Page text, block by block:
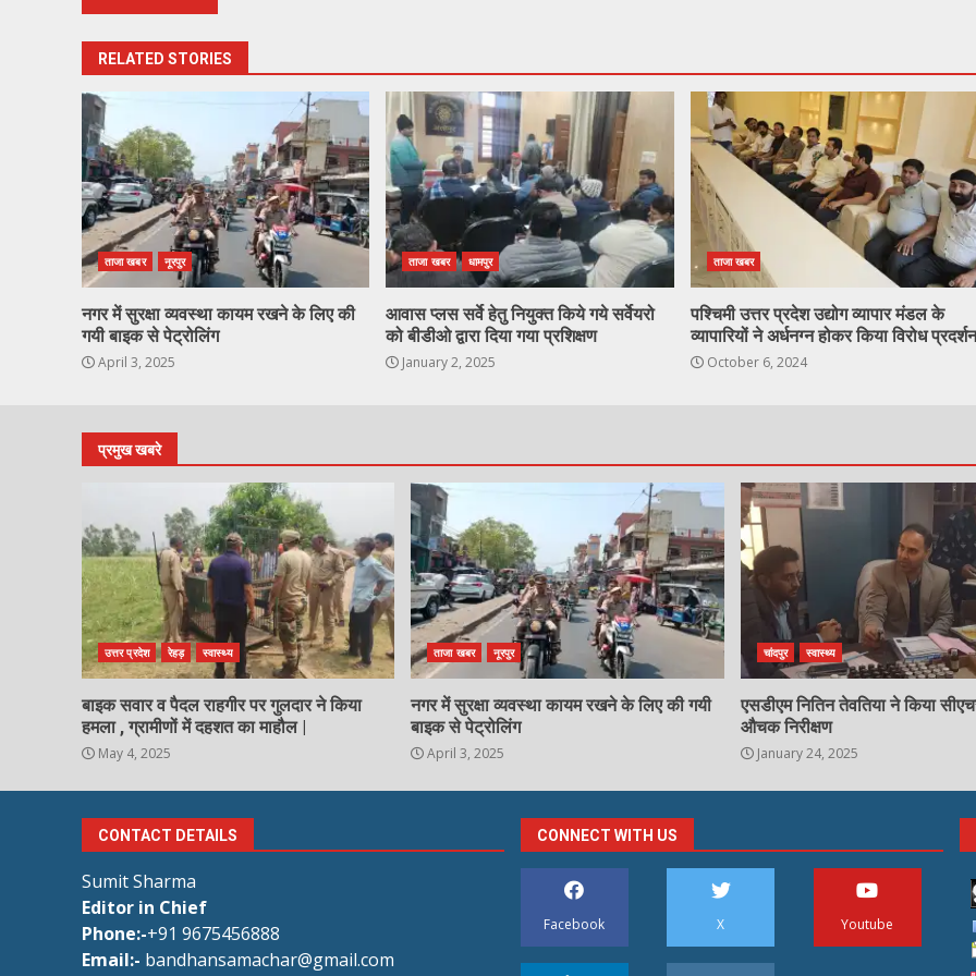
RELATED STORIES
ताजा खबर नूरपुर
नगर में सुरक्षा व्यवस्था कायम रखने के लिए की
गयी बाइक से पेट्रोलिंग
April 3, 2025
ताजा खबर धामपुर
आवास प्लस सर्वे हेतु नियुक्त किये गये सर्वेयरो
को बीडीओ द्वारा दिया गया प्रशिक्षण
January 2, 2025
ताजा खबर
पश्चिमी उत्तर प्रदेश उद्योग व्यापार मंडल के
व्यापारियों ने अर्धनग्न होकर किया विरोध प्रदर्शन
October 6, 2024
प्रमुख खबरे
उत्तर प्रदेश रेहड़ स्वास्थ्य
बाइक सवार व पैदल राहगीर पर गुलदार ने किया
हमला , ग्रामीणों में दहशत का माहौल |
May 4, 2025
ताजा खबर नूरपुर
नगर में सुरक्षा व्यवस्था कायम रखने के लिए की गयी
बाइक से पेट्रोलिंग
April 3, 2025
चांदपुर स्वास्थ्य
एसडीएम नितिन तेवतिया ने किया
औचक निरीक्षण
January 24, 2025
CONTACT DETAILS
Sumit Sharma
Editor in Chief
Phone:-+91 9675456888
Email:- bandhansamachar@gmail.com
CONNECT WITH US
Facebook X Youtube